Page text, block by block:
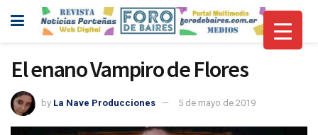
El enano Vampiro de Flores
by La Nave Producciones 5 de mayo de 2019